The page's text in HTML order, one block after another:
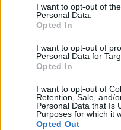
I want to opt-out of
Personal Data.
Opted In
I want to opt-out of
Personal Data for
Opted In
I want to opt-out of
Retention, Sale, and/
Personal Data that Is
Purposes for which it
Opted Out
In evidenza